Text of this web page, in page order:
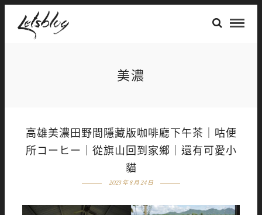
美濃
高雄美濃田野間隱藏版咖啡廳下午茶｜咕便
所コーヒー｜從旗山回到家鄉｜還有可愛小
貓
2023 年 8 月 24 日